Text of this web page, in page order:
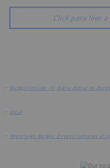
Click para leer
> BurgosNoticias - El diario digital de
> Local
> Reportajes Burgos: Errores comunes al